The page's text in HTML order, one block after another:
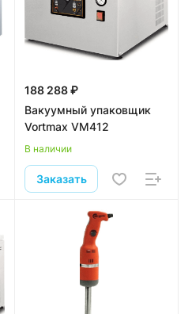
188 288 ₽
Вакуумный упаковщик
Vortmax VM412
В наличии
Заказать